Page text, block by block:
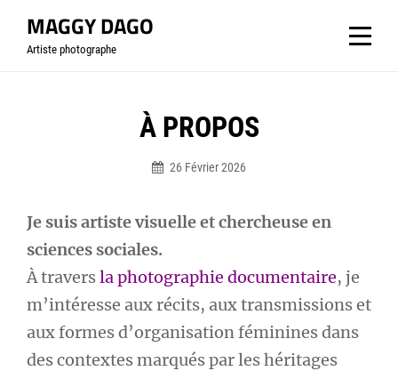
MAGGY DAGO
Artiste photographe
À PROPOS
26 Février 2026
Je suis artiste visuelle et chercheuse en
sciences sociales.
À traversla photographie documentaire, je
m’intéresse aux récits, aux transmissions et
aux formes d’organisation féminines dans
des contextes marqués par les héritages